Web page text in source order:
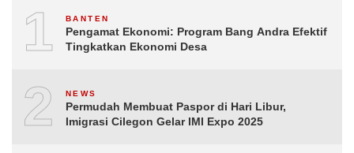
1 BANTEN
Pengamat Ekonomi: Program Bang Andra Efektif
Tingkatkan Ekonomi Desa
2 NEWS
Permudah Membuat Paspor di Hari Libur,
Imigrasi Cilegon Gelar IMI Expo 2025